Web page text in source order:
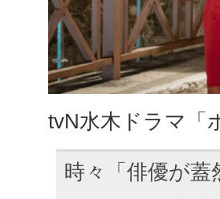
tvN水木ドラマ「
時々「俳優が